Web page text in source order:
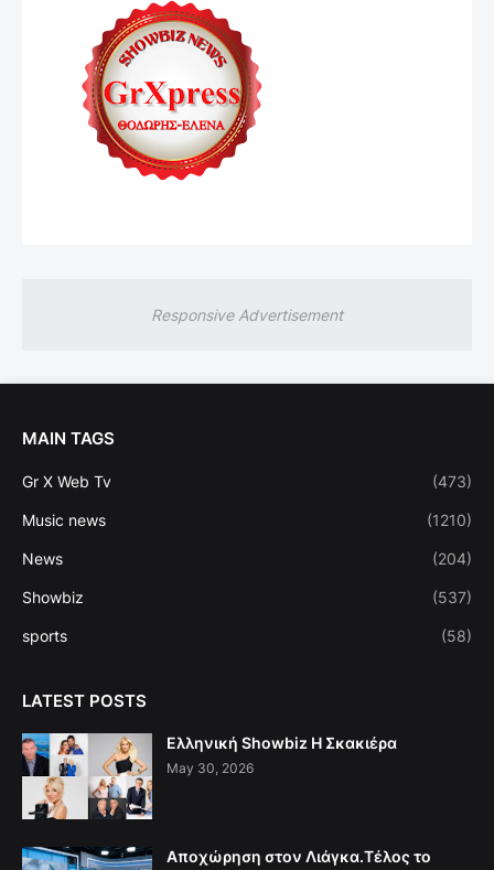
Responsive Advertisement
MAIN TAGS
Gr X Web Tv (473)
Music news (1210)
News (204)
Showbiz (537)
sports (58)
LATEST POSTS
Ελληνική Showbiz Η Σκακιέρα
May 30, 2026
Αποχώρηση στον Λιάγκα.Τέλος το